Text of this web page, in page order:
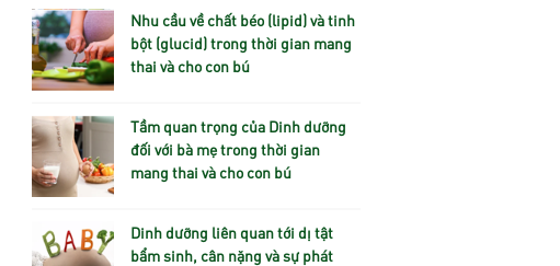
Nhu cầu về chất béo (lipid) và tinh
bột (glucid) trong thời gian mang
thai và cho con bú
Tầm quan trọng của Dinh dưỡng
đối với bà mẹ trong thời gian
mang thai và cho con bú
Dinh dưỡng liên quan tới dị tật
bẩm sinh, cân nặng và sự phát